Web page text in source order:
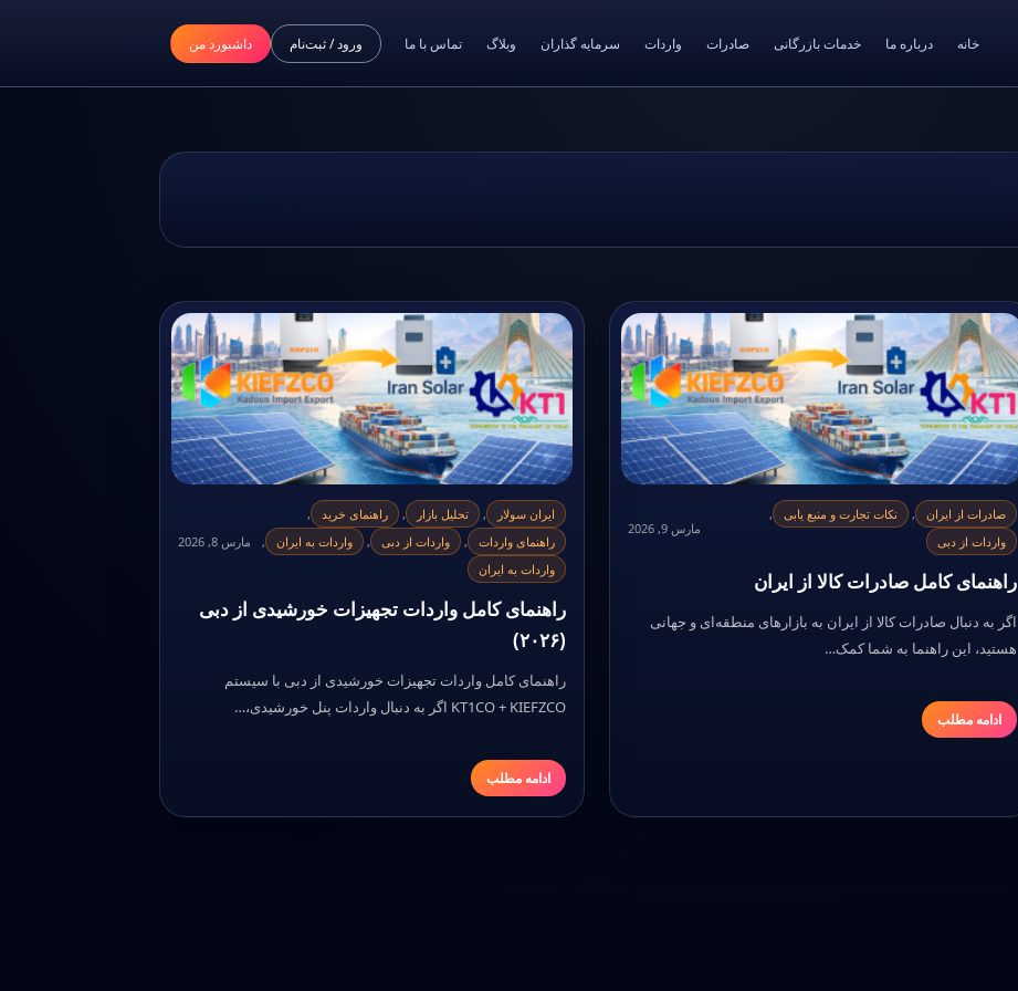
خانه درباره ما خدمات بازرگانی صادرات واردات سرمایه گذاران وبلاگ تماس با ما ورود / ثبت‌نام داشبورد من
صادرات از ایران , نکات تجارت و منبع یابی
,
واردات از دبی
مارس 9, 2026
راهنمای کامل صادرات کالا از ایران
اگر به دنبال صادرات کالا از ایران به بازارهای منطقه‌ای و جهانی
هستید، این راهنما به شما کمک…
ادامه مطلب
ایران سولار , تحلیل بازار , راهنمای خرید
,
راهنمای واردات
, واردات از دبی , واردات به ایران
,
واردات به ایران
مارس 8, 2026
راهنمای کامل واردات تجهیزات خورشیدی از دبی
(۲۰۲۶)
راهنمای کامل واردات تجهیزات خورشیدی از دبی با سیستم
KT1CO + KIEFZCO اگر به دنبال واردات پنل خورشیدی،…
ادامه مطلب